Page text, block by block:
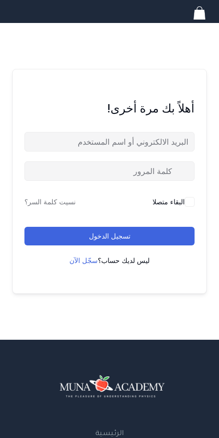
تخطي
أهلاً بك مرة أخرى!
البقاء متصلا نسيت كلمة السر؟
تسجيل الدخول
ليس لديك حساب؟سجّل الآن
الرئيسية